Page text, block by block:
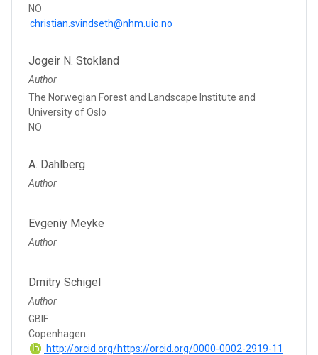
NO
christian.svindseth@nhm.uio.no
Jogeir N. Stokland
Author
The Norwegian Forest and Landscape Institute and
University of Oslo
NO
A. Dahlberg
Author
Evgeniy Meyke
Author
Dmitry Schigel
Author
GBIF
Copenhagen
http://orcid.org/https://orcid.org/0000-0002-2919-11